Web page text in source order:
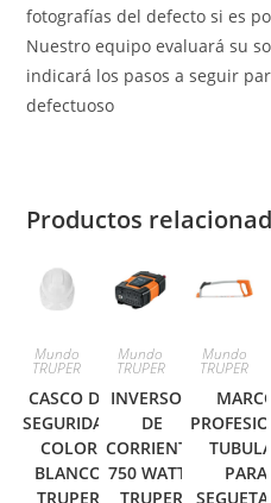
fotografías del defecto si es
Nuestro equipo evaluará su
indicará los pasos a seguir
defectuoso
Productos
Mundo
TRUPER
CASCO DE
SEGURIDAD
COLOR
BLANCO
TRUPER
Mundo
TRUPER
INVERSOR
DE
CORRIENTE
750 WATTS
TRUPER
Mundo
TRUPER
PARA
SEGUETA